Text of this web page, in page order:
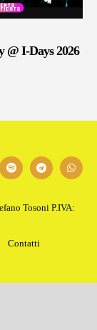
@ I-Days 2026
Tosoni P.IVA:
Contatti